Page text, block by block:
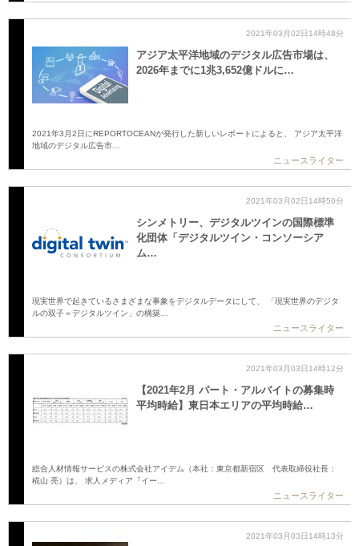
2021年03月02日14時48分
アジア太平洋地域のデジタル広告市場は、
2026年までに1兆3,652億ドルに…
2021年3月2日にREPORTOCEANが発行した新しいレポートによると、 アジア太平洋
地域のデジタル広告市…
ニュースライター
2021年03月02日14時50分
シンメトリー、デジタルツインの国際標準
化団体「デジタルツイン・コンソーシア
ム…
現実世界で起きているさまざまな事象をデジタルデータにして、 「現実世界のデジタ
ルの双子＝デジタルツイン」の構築…
ニュースライター
2021年03月03日14時12分
【2021年2月 パート・アルバイトの募集時
平均時給】東日本エリアの平均時給…
総合人材情報サービスの株式会社アイデム（本社：東京都新宿区 代表取締役社長：
椛山 亮）は、 求人メディア『イー…
ニュースライター
2021年03月03日14時13分